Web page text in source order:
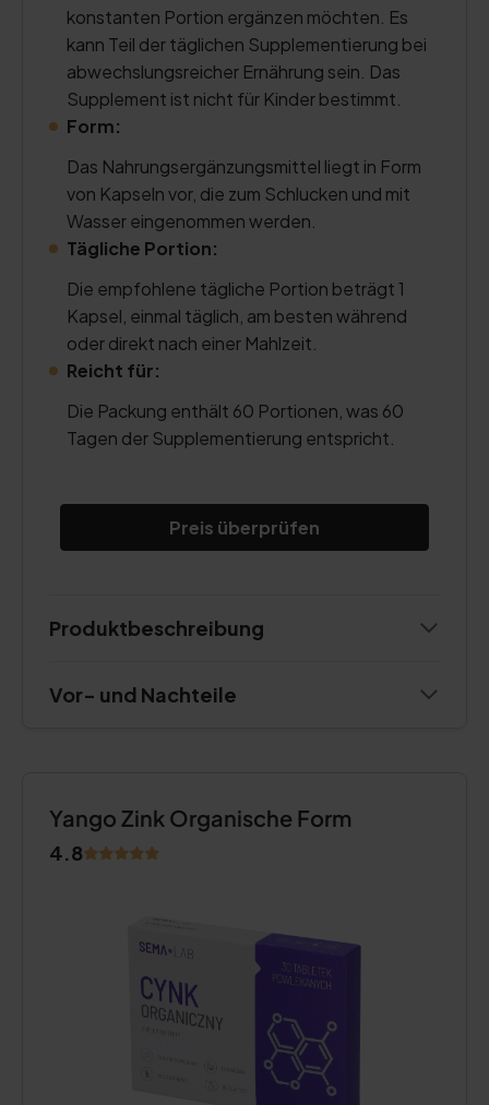
konstanten Portion ergänzen möchten. Es
kann Teil der täglichen Supplementierung bei
abwechslungsreicher Ernährung sein. Das
Supplement ist nicht für Kinder bestimmt.
Form:
Das Nahrungsergänzungsmittel liegt in Form
von Kapseln vor, die zum Schlucken und mit
Wasser eingenommen werden.
Tägliche Portion:
Die empfohlene tägliche Portion beträgt 1
Kapsel, einmal täglich, am besten während
oder direkt nach einer Mahlzeit.
Reicht für:
Die Packung enthält 60 Portionen, was 60
Tagen der Supplementierung entspricht.
Preis überprüfen
Produktbeschreibung
Vor- und Nachteile
Yango Zink Organische Form
4.8